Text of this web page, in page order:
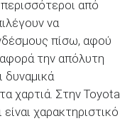
περισσότεροι από
να
πίσω, αφού
αφορά την απόλυτη
δυναμικά
χαρτιά. Στην Toyota
χαρακτηριστικό